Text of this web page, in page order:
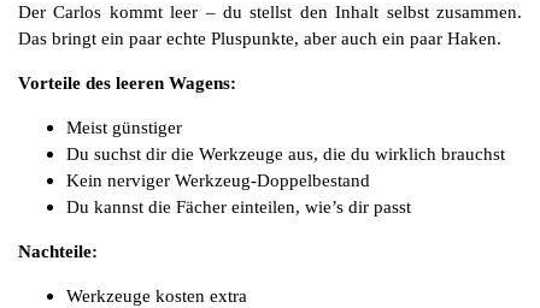
Der Carlos kommt leer – du stellst den Inhalt selbst zusammen.
Das bringt ein paar echte Pluspunkte, aber auch ein paar Haken.
Vorteile des leeren Wagens:
Meist günstiger
Du suchst dir die Werkzeuge aus, die du wirklich brauchst
Kein nerviger Werkzeug-Doppelbestand
Du kannst die Fächer einteilen, wie’s dir passt
Nachteile:
Werkzeuge kosten extra